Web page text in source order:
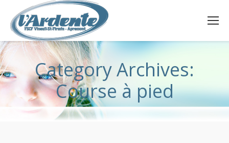
Category Archives:
Course à pied